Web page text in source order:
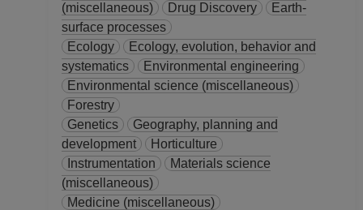
(miscellaneous)
Drug Discovery
Earth-
surface processes
Ecology
Ecology, evolution, behavior and
systematics
Environmental engineering
Environmental science (miscellaneous)
Forestry
Genetics
Geography, planning and
development
Horticulture
Instrumentation
Materials science
(miscellaneous)
Medicine (miscellaneous)